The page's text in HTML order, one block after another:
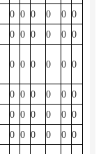
0 0 0 0 0 0
0 0 0 0 0 0
0 0 0 0 0 0
0 0 0 0 0 0
0 0 0 0 0 0
0 0 0 0 0 0